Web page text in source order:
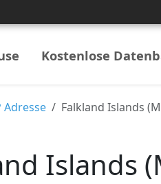
Kostenlose
Adresse Falkland Islands
Islands